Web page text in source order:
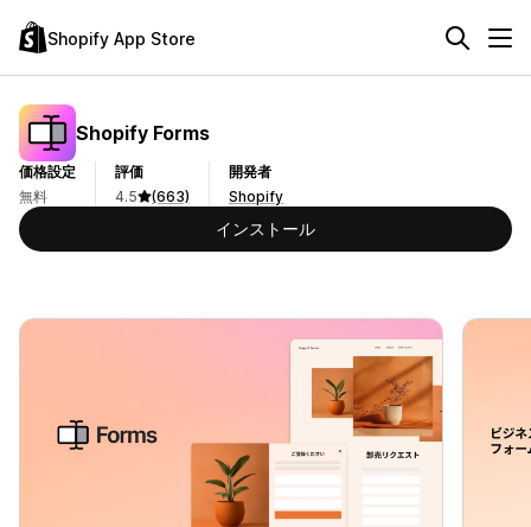
Shopify App Store
Shopify Forms
価格設定
無料
評価
4.5
(663)
開発者
Shopify
インストール